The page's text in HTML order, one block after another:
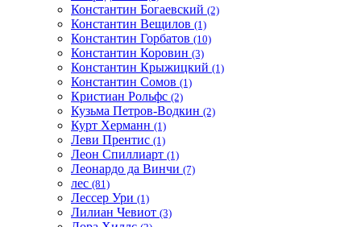
Константин Богаевский (2)
Константин Вещилов (1)
Константин Горбатов (10)
Константин Коровин (3)
Константин Крыжицкий (1)
Константин Сомов (1)
Кристиан Рольфс (2)
Кузьма Петров-Водкин (2)
Курт Херманн (1)
Леви Прентис (1)
Леон Спиллиарт (1)
Леонардо да Винчи (7)
лес (81)
Лессер Ури (1)
Лилиан Чевиот (3)